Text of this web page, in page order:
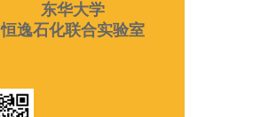
东华大学
恒逸石化联合实验室